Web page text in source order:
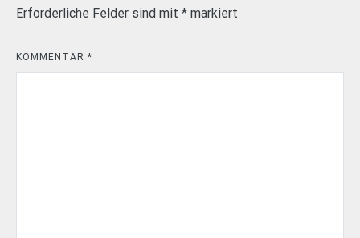
Erforderliche Felder sind mit * markiert
KOMMENTAR *